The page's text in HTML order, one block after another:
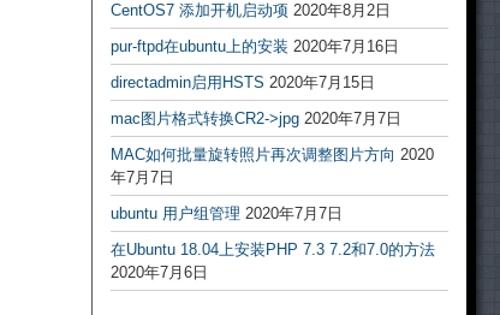
CentOS7 添加开机启动项 2020年8月2日
pur-ftpd在ubuntu上的安装 2020年7月16日
directadmin启用HSTS 2020年7月15日
mac图片格式转换CR2->jpg 2020年7月7日
MAC如何批量旋转照片再次调整图片方向 2020
年7月7日
ubuntu 用户组管理 2020年7月7日
在Ubuntu 18.04上安装PHP 7.3 7.2和7.0的方法
2020年7月6日